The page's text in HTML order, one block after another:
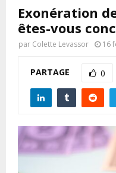
Exonération
êtes-vous
par Colette Levassor 16
PARTAGE 0